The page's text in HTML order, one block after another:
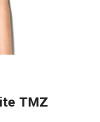
TMZ